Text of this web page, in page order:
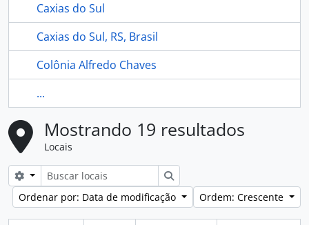
Caxias do Sul
Caxias do Sul, RS, Brasil
Colônia Alfredo Chaves
...
Mostrando 19 resultados
Locais
Opções de busca
Buscar
Ordenar por: Data de modificação
Ordem: Crescente